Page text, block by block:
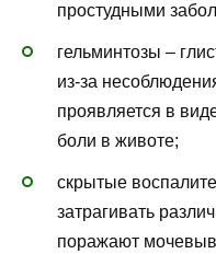
простудными
гельминтозы –
из-за
проявляется в
боли в животе;
скрытые
затрагивать
поражают